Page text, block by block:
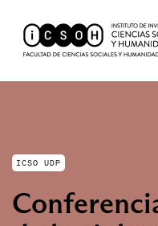
ICSO UDP